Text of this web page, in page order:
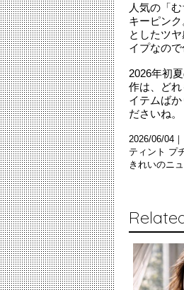
人気の「
キーピン
としたツ
イプなの
2026年初
作は、ど
イテムば
ださいね
2026/06/04
ティント プ
きれいのニ